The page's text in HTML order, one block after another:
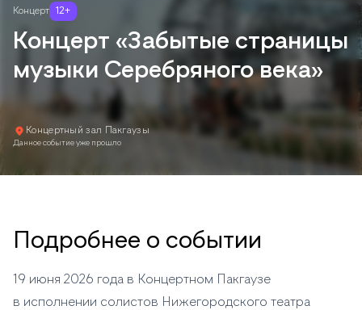
Концерт 12+
Концерт «Забытые страницы
музыки Серебряного века»
Концертный зал Пакгаузы
Данное событие уже прошло
Подробнее о событии
19 июня 2026 года в Концертном Пакгаузе
в исполнении солистов Нижегородского театра